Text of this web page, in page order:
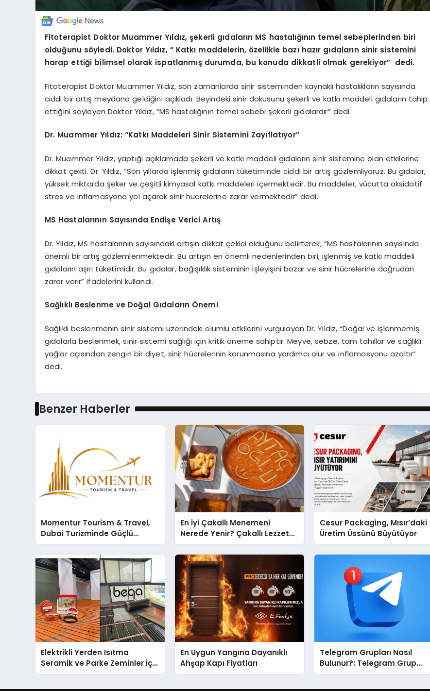
Fitoterapist Doktor Muammer Yıldız, şekerli gıdaların MS hastalığının temel sebeplerinden biri
olduğunu söyledi. Doktor Yıldız, “ Katkı maddelerin, özellikle bazı hazır gıdaların sinir sistemini
harap ettiği bilimsel olarak ispatlanmış durumda, bu konuda dikkatli olmak gerekiyor” dedi.
Fitoterapist Doktor Muammer Yıldız, son zamanlarda sinir sisteminden kaynaklı hastalıkların sayısında
ciddi bir artış meydana geldiğini açıkladı. Beyindeki sinir dokusunu şekerli ve katkı maddeli gıdaların tahip
ettiğini söyleyen Doktor Yıldız, “MS hastalığının temel sebebi şekerli gıdalardır” dedi.
Dr. Muammer Yıldız: “Katkı Maddeleri Sinir Sistemini Zayıflatıyor”
Dr. Muammer Yıldız, yaptığı açıklamada şekerli ve katkı maddeli gıdaların sinir sistemine olan etkilerine
dikkat çekti. Dr. Yıldız, “Son yıllarda işlenmiş gıdaların tüketiminde ciddi bir artış gözlemliyoruz. Bu gıdalar,
yüksek miktarda şeker ve çeşitli kimyasal katkı maddeleri içermektedir. Bu maddeler, vücutta oksidatif
stres ve inflamasyona yol açarak sinir hücrelerine zarar vermektedir” dedi.
MS Hastalarının Sayısında Endişe Verici Artış
Dr. Yıldız, MS hastalarının sayısındaki artışın dikkat çekici olduğunu belirterek, “MS hastalarının sayısında
önemli bir artış gözlemlenmektedir. Bu artışın en önemli nedenlerinden biri, işlenmiş ve katkı maddeli
gıdaların aşırı tüketimidir. Bu gıdalar, bağışıklık sisteminin işleyişini bozar ve sinir hücrelerine doğrudan
zarar verir” ifadelerini kullandı.
Sağlıklı Beslenme ve Doğal Gıdaların Önemi
Sağlıklı beslenmenin sinir sistemi üzerindeki olumlu etkilerini vurgulayan Dr. Yıldız, “Doğal ve işlenmemiş
gıdalarla beslenmek, sinir sistemi sağlığı için kritik öneme sahiptir. Meyve, sebze, tam tahıllar ve sağlıklı
yağlar açısından zengin bir diyet, sinir hücrelerinin korunmasına yardımcı olur ve inflamasyonu azaltır”
dedi.
Benzer Haberler
Momentur Tourism & Travel,
Dubai Turizminde Güçlü
Operasyon Ağıyla Fark
Yaratıyor
En İyi Çakallı Menemeni
Nerede Yenir? Çakallı Lezzet
Rehberi
Cesur Packaging, Mısır’daki
Üretim Üssünü Büyütüyor
Elektrikli Yerden Isıtma
Seramik ve Parke Zeminler İçin
En Verimli Çözümler
En Uygun Yangına Dayanıklı
Ahşap Kapı Fiyatları
Telegram Grupları Nasıl
Bulunur?: Telegram Grup
Bulma Sürecini Daha Verimli